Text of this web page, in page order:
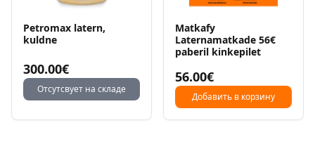
Petromax latern,
kuldne
300.00€
Отсутсвует на складе
Matkafy
Laternamatkade 56€
paberil kinkepilet
56.00€
Добавить в корзину